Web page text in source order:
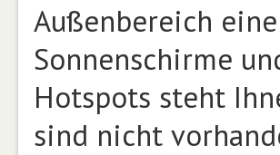
Außenbereich
Sonnenschirme
Hotspots steht
sind nicht